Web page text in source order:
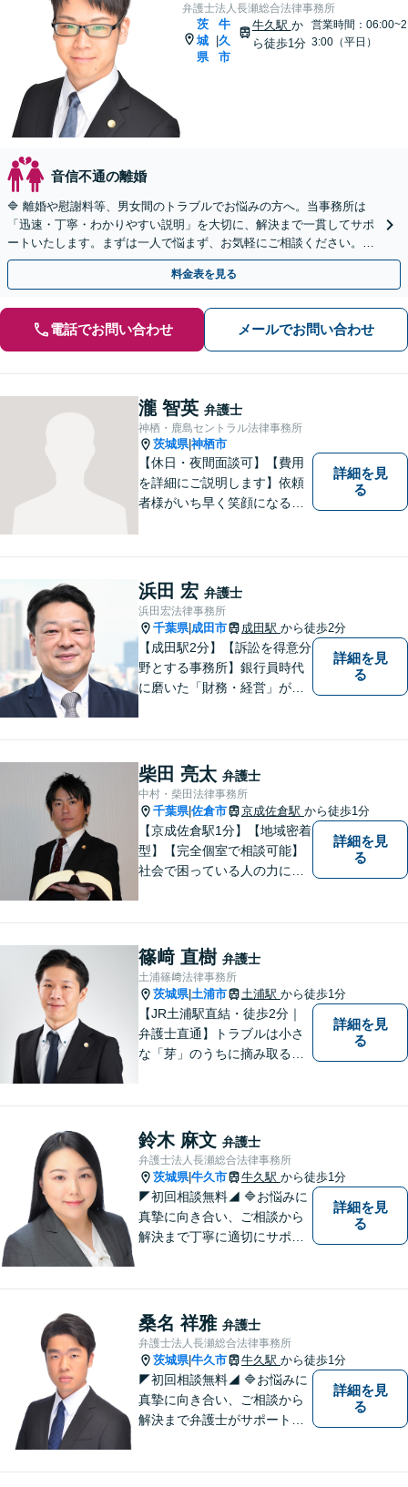
弁護士法人長瀬総合法律事務所
茨
城
県
牛
久
市
牛久駅 か
ら徒歩1分
営業時間：06:00~2
3:00（平日）
音信不通の離婚
🔷 離婚や慰謝料等、男女間のトラブルでお悩みの方へ。当事務所は
「迅速・丁寧・わかりやすい説明」を大切に、解決まで一貫してサポ
ートいたします。まずは一人で悩まず、お気軽にご相談ください。◤
完全予約制◢ オンライン相談も承っております。
料金表を見る
電話でお問い合わせ メールでお問い合わせ
瀧 智英 弁護士
神栖・鹿島セントラル法律事務所
茨城県|神栖市
【休日・夜間面談可】【費用
を詳細にご説明します】依頼
者様がいち早く笑顔になるよ
す。鹿行地区に限らず、千葉
県香取市や銚子市などにお住
まいの皆さまからのご相談も
積極的にお受けしています。
詳細を見
る
浜田 宏 弁護士
浜田宏法律事務所
千葉県| 成田市 成田駅 から徒歩2分
【成田駅2分】【訴訟を得意分
野とする事務所】銀行員時代
に磨いた「財務・経営」が強
すいパートナーを目指してい
ます。【元裁判官の弁護士も
在籍】企業法務を中心に、個
人案件にも対応
詳細を見
る
柴田 亮太 弁護士
中村・柴田法律事務所
千葉県|佐倉市 京成佐倉駅 から徒歩1分
【京成佐倉駅1分】【地域密着
型】【完全個室で相談可能】
社会で困っている人の力にな
相続、離婚・男女問題、交通
事故の案件を広く受け付けて
います。 ぜひご相談くださ
い。
詳細を見
る
篠﨑 直樹 弁護士
土浦篠﨑法律事務所
茨城県| 土浦市 土浦駅 から徒歩1分
【JR土浦駅直結・徒歩2分｜
弁護士直通】トラブルは小さ
な「芽」のうちに摘み取るこ
詳細を見
る
鈴木 麻文 弁護士
弁護士法人長瀬総合法律事務所
茨城県|牛久市 牛久駅 から徒歩1分
◤初回相談無料◢ 🔷お悩みに
真摯に向き合い、ご相談から
解決まで丁寧に適切にサポー
歩を踏み出しましょう。お気
軽にお問い合わせください。
詳細を見
る
桑名 祥雅 弁護士
弁護士法人長瀬総合法律事務所
茨城県|牛久市 牛久駅 から徒歩1分
◤初回相談無料◢ 🔷お悩みに
真摯に向き合い、ご相談から
解決まで弁護士がサポートい
詳細を見
る